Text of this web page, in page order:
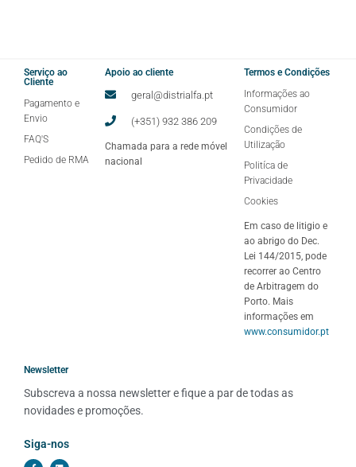
Serviço ao
Cliente
Pagamento e
Envio
FAQ'S
Pedido de RMA
Apoio ao cliente
geral@distrialfa.pt
(+351) 932 386 209
Chamada para a rede móvel
nacional
Termos e Condições
Informações ao
Consumidor
Condições de
Utilização
Politíca de
Privacidade
Cookies
Em caso de litigio e
ao abrigo do Dec.
Lei 144/2015, pode
recorrer ao Centro
de Arbitragem do
Porto. Mais
informações em
www.consumidor.pt
Newsletter
Subscreva a nossa newsletter e fique a par de todas as
novidades e promoções.
Siga-nos